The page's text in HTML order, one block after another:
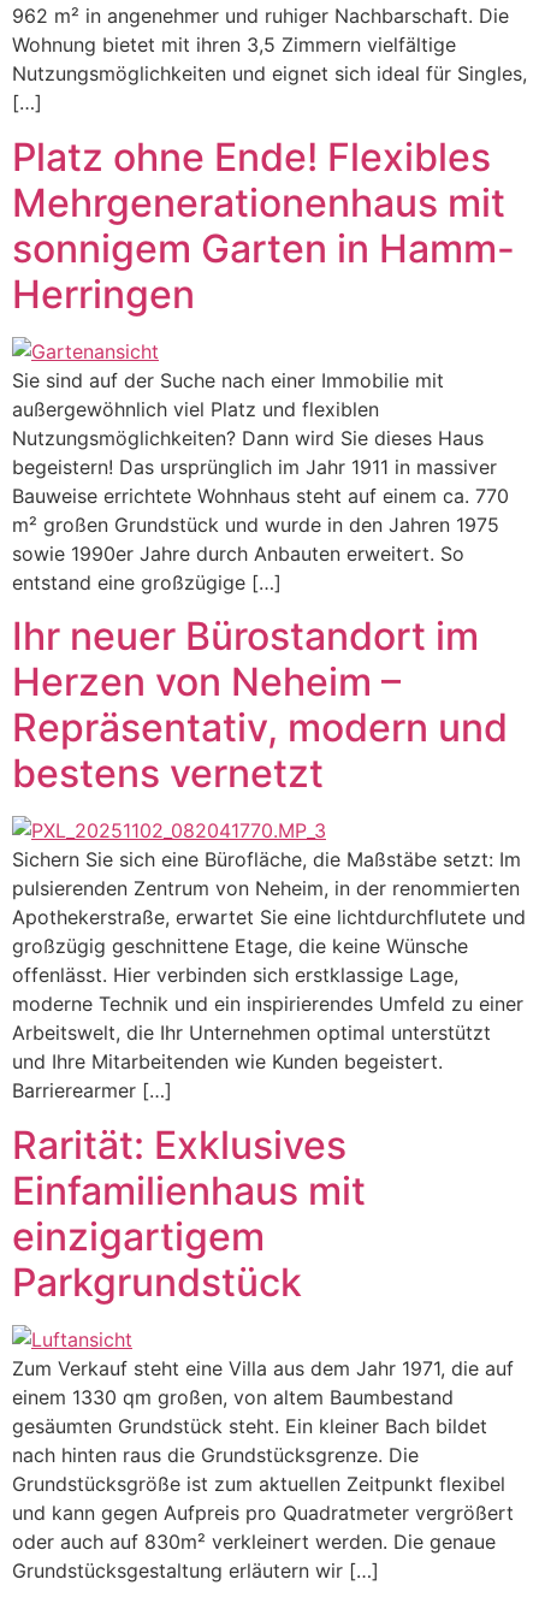
962 m² in angenehmer und ruhiger Nachbarschaft. Die
Wohnung bietet mit ihren 3,5 Zimmern vielfältige
Nutzungsmöglichkeiten und eignet sich ideal für Singles,
[…]
Platz ohne Ende! Flexibles
Mehrgenerationenhaus mit
sonnigem Garten in Hamm-
Herringen
Sie sind auf der Suche nach einer Immobilie mit
außergewöhnlich viel Platz und flexiblen
Nutzungsmöglichkeiten? Dann wird Sie dieses Haus
begeistern! Das ursprünglich im Jahr 1911 in massiver
Bauweise errichtete Wohnhaus steht auf einem ca. 770
m² großen Grundstück und wurde in den Jahren 1975
sowie 1990er Jahre durch Anbauten erweitert. So
entstand eine großzügige […]
Ihr neuer Bürostandort im
Herzen von Neheim –
Repräsentativ, modern und
bestens vernetzt
Sichern Sie sich eine Bürofläche, die Maßstäbe setzt: Im
pulsierenden Zentrum von Neheim, in der renommierten
Apothekerstraße, erwartet Sie eine lichtdurchflutete und
großzügig geschnittene Etage, die keine Wünsche
offenlässt. Hier verbinden sich erstklassige Lage,
moderne Technik und ein inspirierendes Umfeld zu einer
Arbeitswelt, die Ihr Unternehmen optimal unterstützt
und Ihre Mitarbeitenden wie Kunden begeistert.
Barrierearmer […]
Rarität: Exklusives
Einfamilienhaus mit
einzigartigem
Parkgrundstück
Zum Verkauf steht eine Villa aus dem Jahr 1971, die auf
einem 1330 qm großen, von altem Baumbestand
gesäumten Grundstück steht. Ein kleiner Bach bildet
nach hinten raus die Grundstücksgrenze. Die
Grundstücksgröße ist zum aktuellen Zeitpunkt flexibel
und kann gegen Aufpreis pro Quadratmeter vergrößert
oder auch auf 830m² verkleinert werden. Die genaue
Grundstücksgestaltung erläutern wir […]